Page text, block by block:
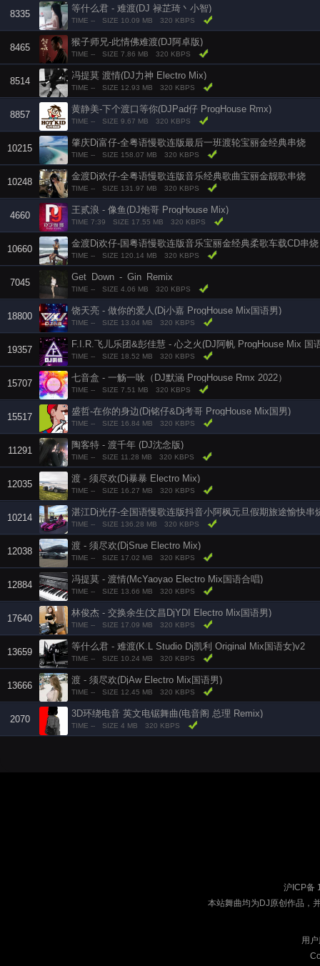
8335
等什么君 - 难渡(DJ 禄芷琦丶小智)
TIME -- SIZE 10.09 MB 320 KBPS
8465
猴子师兄-此情佛难渡(DJ阿卓版)
TIME -- SIZE 7.86 MB 320 KBPS
8514
冯提莫 渡情(DJ力神 Electro Mix)
TIME -- SIZE 12.93 MB 320 KBPS
8857
黄静美-下个渡口等你(DJPad仔 ProgHouse Rmx)
TIME -- SIZE 9.67 MB 320 KBPS
10215
肇庆Dj富仔-全粤语慢歌连版最后一班渡轮宝丽金经典串烧
TIME -- SIZE 158.07 MB 320 KBPS
10248
金渡Dj欢仔-全粤语慢歌连版音乐经典歌曲宝丽金靓歌串烧
TIME -- SIZE 131.97 MB 320 KBPS
4660
王贰浪 - 像鱼(DJ炮哥 ProgHouse Mix)
TIME 7:39 SIZE 17.55 MB 320 KBPS
10660
金渡Dj欢仔-国粤语慢歌连版音乐宝丽金经典柔歌车载CD串烧
TIME -- SIZE 120.14 MB 320 KBPS
7045
Get_Down_-_Gin_Remix
TIME -- SIZE 4.06 MB 320 KBPS
18800
饶天亮 - 做你的爱人(Dj小嘉 ProgHouse Mix国语男)
TIME -- SIZE 13.04 MB 320 KBPS
19357
F.I.R.飞儿乐团&彭佳慧 - 心之火(DJ阿帆 ProgHouse Mix 国
TIME -- SIZE 18.52 MB 320 KBPS
15707
七音盒 - 一觞一咏（DJ默涵 ProgHouse Rmx 2022）
TIME -- SIZE 7.51 MB 320 KBPS
15517
盛哲-在你的身边(Dj铭仔&Dj考哥 ProgHouse Mix国男)
TIME -- SIZE 16.84 MB 320 KBPS
11291
陶客特 - 渡千年 (DJ沈念版)
TIME -- SIZE 11.28 MB 320 KBPS
12035
渡 - 须尽欢(Dj暴暴 Electro Mix)
TIME -- SIZE 16.27 MB 320 KBPS
10214
湛江Dj光仔-全国语慢歌连版抖音小阿枫元旦假期旅途愉快串
TIME -- SIZE 136.28 MB 320 KBPS
12038
渡 - 须尽欢(DjSrue Electro Mix)
TIME -- SIZE 17.02 MB 320 KBPS
12884
冯提莫 - 渡情(McYaoyao Electro Mix国语合唱)
TIME -- SIZE 13.66 MB 320 KBPS
17640
林俊杰 - 交换余生(文昌DjYDI Electro Mix国语男)
TIME -- SIZE 17.09 MB 320 KBPS
13659
等什么君 - 难渡(K.L Studio Dj凯利 Original Mix国语女)v2
TIME -- SIZE 10.24 MB 320 KBPS
13666
渡 - 须尽欢(DjAw Electro Mix国语男)
TIME -- SIZE 12.45 MB 320 KBPS
2070
3D环绕电音 英文电锯舞曲(电音阁 总理 Remix)
TIME -- SIZE 4 MB 320 KBPS
沪ICP备
本站舞曲均为DJ原创作品，
用